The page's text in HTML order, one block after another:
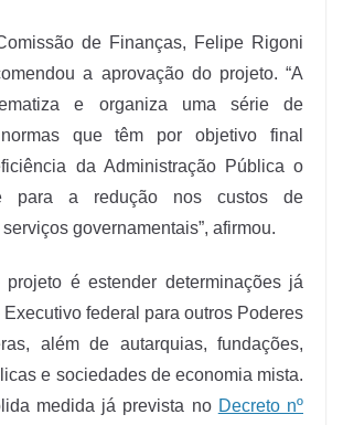
de Finanças, Felipe Rigoni
a aprovação do projeto. “A
e organiza uma série de
que têm por objetivo final
da Administração Pública o
para a redução nos custos de
governamentais”, afirmou.
é estender determinações já
federal para outros Poderes
além de autarquias, fundações,
e sociedades de economia mista.
medida já prevista no Decreto nº